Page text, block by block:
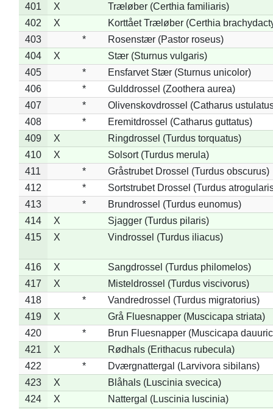
401
X
Træløber (Certhia familiaris)
402
X
Korttået Træløber (Certhia
403
*
Rosenstær (Pastor roseus)
404
X
Stær (Sturnus vulgaris)
405
*
Ensfarvet Stær (Sturnus unicolor)
406
*
Gulddrossel (Zoothera aurea)
407
*
Olivenskovdrossel (Catharus
408
*
Eremitdrossel (Catharus guttatus)
409
X
Ringdrossel (Turdus torquatus)
410
X
Solsort (Turdus merula)
411
*
Gråstrubet Drossel (Turdus obscurus)
412
*
Sortstrubet Drossel (Turdus
413
*
Brundrossel (Turdus eunomus)
414
X
Sjagger (Turdus pilaris)
415
X Vindrossel (Turdus iliacus)
416 X
Sangdrossel (Turdus philomelos)
417
X
Misteldrossel (Turdus viscivorus)
418
*
Vandredrossel (Turdus migratorius)
419
X
Grå Fluesnapper (Muscicapa striata)
420
*
Brun Fluesnapper (Muscicapa
421
X
Rødhals (Erithacus rubecula)
422
*
Dværgnattergal (Larvivora sibilans)
423
X
Blåhals (Luscinia svecica)
424
X
Nattergal (Luscinia luscinia)